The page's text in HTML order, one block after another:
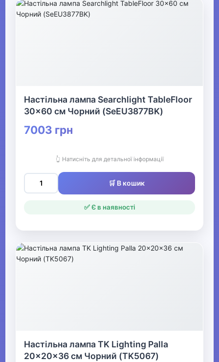
Святкові вбрання та прикраси
Все для пляжу
Настільна лампа Searchlight TableFloor
30x60 см Чорний (SeEU3877BK)
7003 грн
👆 Натисніть для детальної інформації
🛒 В кошик
✅ Є в наявності
Настільна лампа TK Lighting Palla
20x20x36 см Чорний (TK5067)